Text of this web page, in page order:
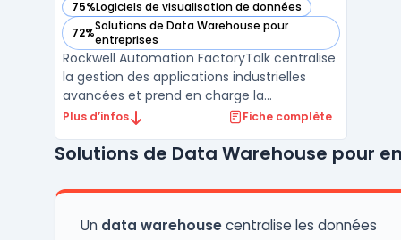
75%Logiciels de visualisation de données
— voir Rockwell Automation FactoryTalk dans cette
72%Solutions de Data Warehouse pour
entreprises
— voir Rockwell Automation FactoryTalk dans cette
Rockwell Automation FactoryTalk centralise
la gestion des applications industrielles
avancées et prend en charge la
digitalisation industrielle de la conception à
Ce logiciel cible les architectes
d’opérations ...
Plus d’infos Fiche complète
Solutions de Data Warehouse pour
Un data warehousecentralise les données